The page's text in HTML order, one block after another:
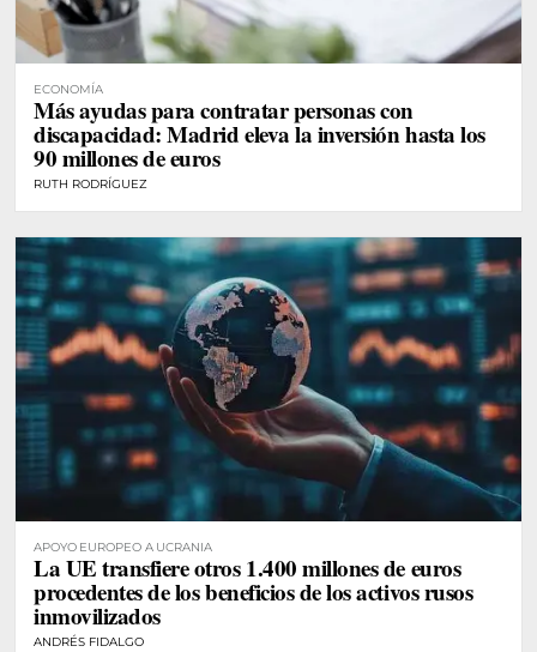
ECONOMÍA
Más ayudas para contratar personas con
discapacidad: Madrid eleva la inversión hasta los
90 millones de euros
RUTH RODRÍGUEZ
APOYO EUROPEO A UCRANIA
La UE transfiere otros 1.400 millones de euros
procedentes de los beneficios de los activos rusos
inmovilizados
ANDRÉS FIDALGO